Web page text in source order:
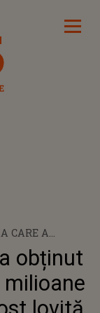
CARE A
DE 70
DOLARI DUPĂ
ȘI TÂRÂTĂ DE
obținut